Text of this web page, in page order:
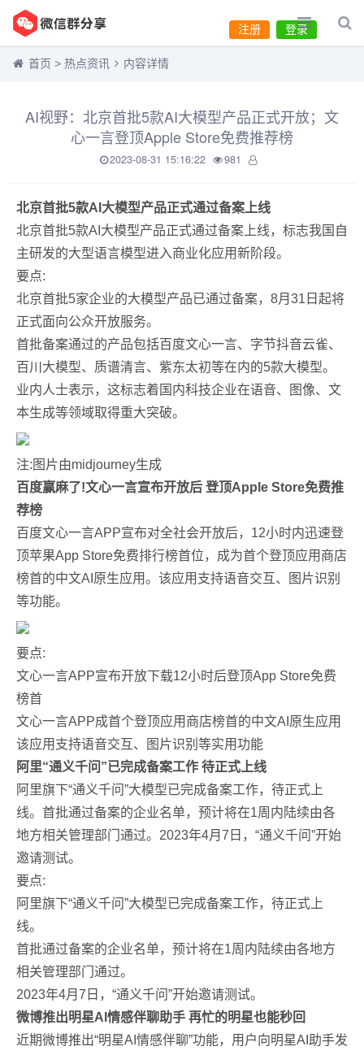
登录
注册
首页 > 热点资讯 内容详情
AI视野：北京首批5款AI大模型产品正式开放；文
心一言登顶Apple Store免费推荐榜
2023-08-31 15:16:22 981
北京首批5款AI大模型产品正式通过备案上线
北京首批5款AI大模型产品正式通过备案上线，标志我国自
主研发的大型语言模型进入商业化应用新阶段。
要点:
北京首批5家企业的大模型产品已通过备案，8月31日起将
正式面向公众开放服务。
首批备案通过的产品包括百度文心一言、字节抖音云雀、
百川大模型、质谱清言、紫东太初等在内的5款大模型。
业内人士表示，这标志着国内科技企业在语音、图像、文
本生成等领域取得重大突破。
注:图片由midjourney生成
百度赢麻了!文心一言宣布开放后 登顶Apple Store免费推
荐榜
百度文心一言APP宣布对全社会开放后，12小时内迅速登
顶苹果App Store免费排行榜首位，成为首个登顶应用商店
榜首的中文AI原生应用。该应用支持语音交互、图片识别
等功能。
要点:
文心一言APP宣布开放下载12小时后登顶App Store免费
榜首
文心一言APP成首个登顶应用商店榜首的中文AI原生应用
该应用支持语音交互、图片识别等实用功能
阿里“通义千问”已完成备案工作 待正式上线
阿里旗下“通义千问”大模型已完成备案工作，待正式上
线。首批通过备案的企业名单，预计将在1周内陆续由各
地方相关管理部门通过。2023年4月7日，“通义千问”开始
邀请测试。
要点:
阿里旗下“通义千问”大模型已完成备案工作，待正式上
线。
首批通过备案的企业名单，预计将在1周内陆续由各地方
相关管理部门通过。
2023年4月7日，“通义千问”开始邀请测试。
微博推出明星AI情感伴聊助手 再忙的明星也能秒回
近期微博推出“明星AI情感伴聊”功能，用户向明星AI助手发